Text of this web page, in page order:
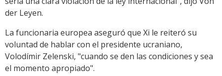
der Leyen.
La funcionaria europea aseguró que Xi le reiteró su
voluntad de hablar con el presidente ucraniano,
Volodímir Zelenski, "cuando se den las condiciones y sea
el momento apropiado".